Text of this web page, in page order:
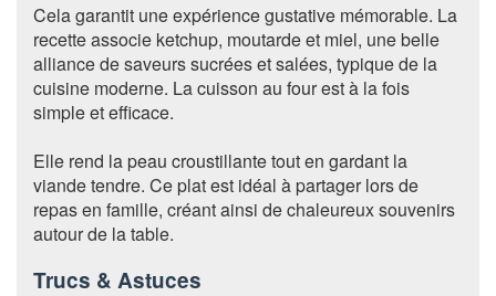
Cela garantit une expérience gustative mémorable. La
recette associe ketchup, moutarde et miel, une belle
alliance de saveurs sucrées et salées, typique de la
cuisine moderne. La cuisson au four est à la fois
simple et efficace.
Elle rend la peau croustillante tout en gardant la
viande tendre. Ce plat est idéal à partager lors de
repas en famille, créant ainsi de chaleureux souvenirs
autour de la table.
Trucs & Astuces